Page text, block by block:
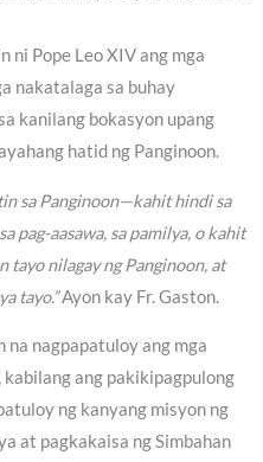
ni Pope Leo XIV ang mga
nakatalaga sa buhay
kanilang bokasyon upang
hatid ng Panginoon.
sa Panginoon—kahit hindi sa
pag-aasawa, sa pamilya, o kahit
tayo nilagay ng Panginoon, at
tayo.”Ayon kay Fr. Gaston.
na nagpapatuloy ang mga
kabilang ang pakikipagpulong
ng kanyang misyon ng
at pagkakaisa ng Simbahan